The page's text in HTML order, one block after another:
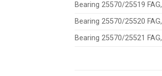
Bearing 25570/25519 FAG,
Bearing 25570/25520 FAG,
Bearing 25570/25521 FAG,